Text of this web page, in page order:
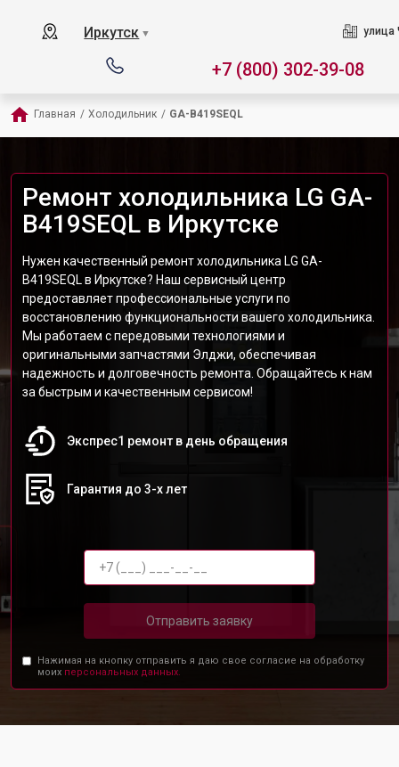
Иркутск ▼ улица
+7 (800) 302-39-08
Главная / Холодильник / GA-B419SEQL
Ремонт холодильника LG GA-
B419SEQL в Иркутске
Нужен качественный ремонт холодильника LG GA-
B419SEQL в Иркутске? Наш сервисный центр
предоставляет профессиональные услуги по
восстановлению функциональности вашего холодильника.
Мы работаем с передовыми технологиями и
оригинальными запчастями Элджи, обеспечивая
надежность и долговечность ремонта. Обращайтесь к нам
за быстрым и качественным сервисом!
Экспрес1 ремонт в день обращения
Гарантия до 3-х лет
Отправить заявку
Нажимая на кнопку отправить я даю свое согласие на обработку
моих персональных данных.